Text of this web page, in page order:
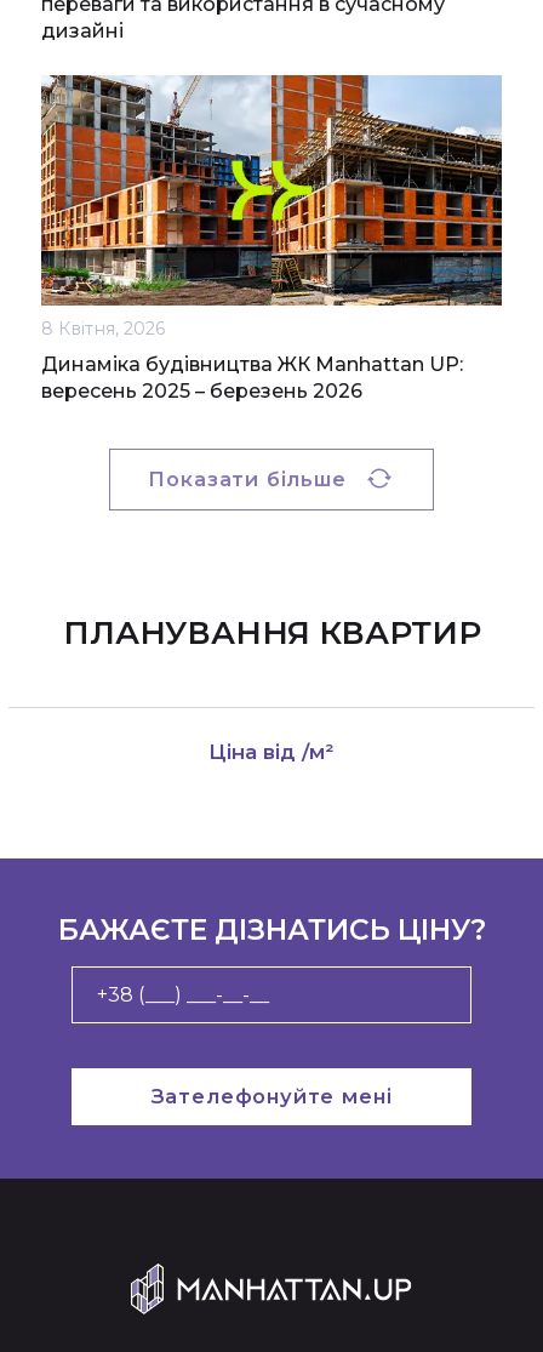
дизайні
8 Квітня, 2026
Динаміка будівництва ЖК Manhattan UP:
вересень 2025 – березень 2026
Показати більше
ПЛАНУВАННЯ КВАРТИР
Ціна від /м²
БАЖАЄТЕ ДІЗНАТИСЬ ЦІНУ?
Зателефонуйте мені